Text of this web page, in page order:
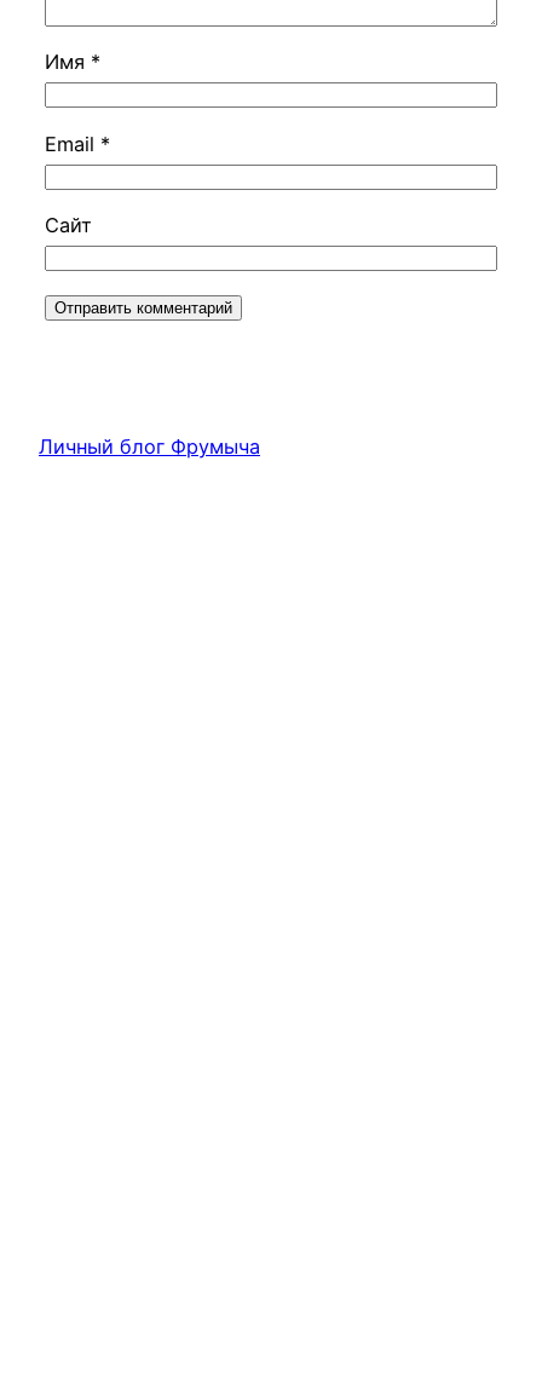
Имя *
Email *
Сайт
Личный блог Фрумыча